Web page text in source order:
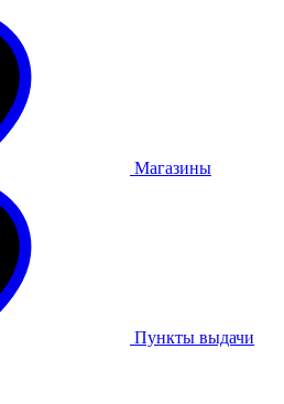
Магазины
Пункты выдачи